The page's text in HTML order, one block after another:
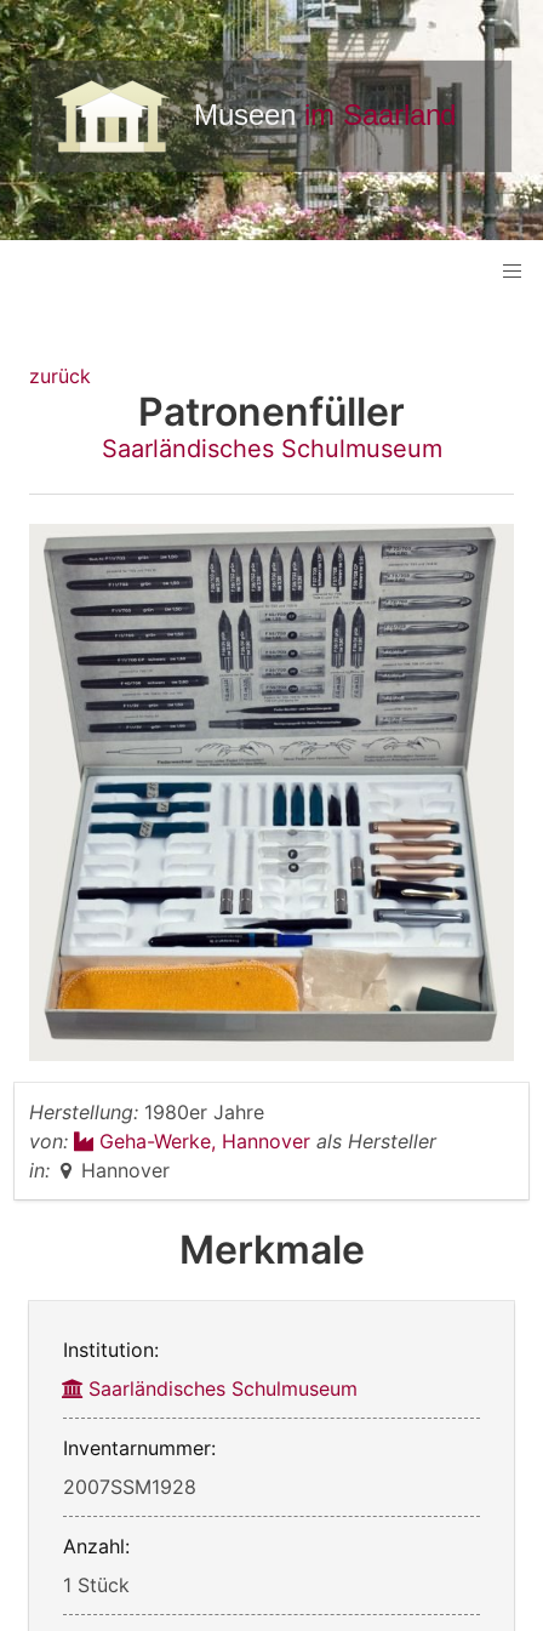
zurück
Patronenfüller
Saarländisches Schulmuseum
Herstellung: 1980er Jahre
von:
Geha-Werke, Hannover als Hersteller
in:
Hannover
Merkmale
Institution:
Saarländisches Schulmuseum
Inventarnummer:
2007SSM1928
Anzahl:
1 Stück